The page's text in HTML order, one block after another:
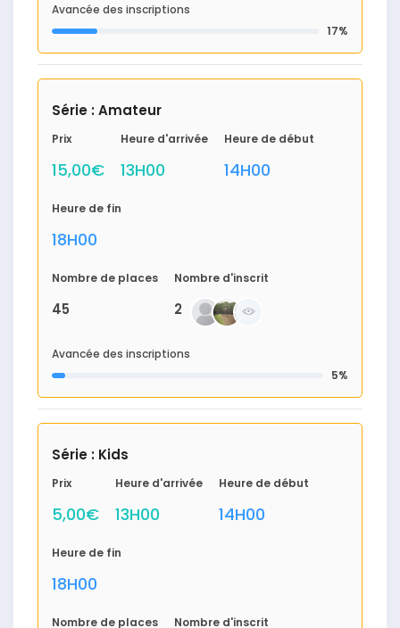
Avancée des inscriptions
17%
Série : Amateur
Prix
15,00€
Heure d'arrivée
13H00
Heure de début
14H00
Heure de fin
18H00
Nombre de places
45
Nombre d'inscrit
2
Avancée des inscriptions
5%
Série : Kids
Prix
5,00€
Heure d'arrivée
13H00
Heure de début
14H00
Heure de fin
18H00
Nombre de places Nombre d'inscrit